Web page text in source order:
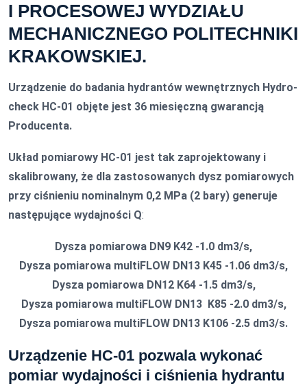
I PROCESOWEJ WYDZIAŁU
MECHANICZNEGO POLITECHNIKI
KRAKOWSKIEJ.
Urządzenie do badania hydrantów wewnętrznych Hydro-
check HC-01 objęte jest 36 miesięczną gwarancją
Producenta.
Układ pomiarowy HC-01 jest tak zaprojektowany i
skalibrowany, że dla zastosowanych dysz pomiarowych
przy ciśnieniu nominalnym 0,2 MPa (2 bary) generuje
następujące wydajności Q:
Dysza pomiarowa DN9 K42 -1.0 dm3/s,
Dysza pomiarowa multiFLOW DN13 K45 -1.06 dm3/s,
Dysza pomiarowa DN12 K64 -1.5 dm3/s,
Dysza pomiarowa multiFLOW DN13 K85 -2.0 dm3/s,
Dysza pomiarowa multiFLOW DN13 K106 -2.5 dm3/s.
Urządzenie HC-01 pozwala wykonać
pomiar wydajności i ciśnienia hydrantu